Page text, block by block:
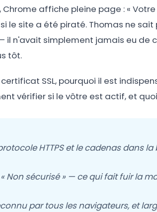
affiche pleine page : «
le site a été piraté. Thomas ne
il n'avait simplement jamais eu de
tôt.
SSL, pourquoi il est
vérifier si le vôtre est actif, et
HTTPS et le cadenas dans
Non sécurisé » — ce qui fait fuir la
par tous les navigateurs, et